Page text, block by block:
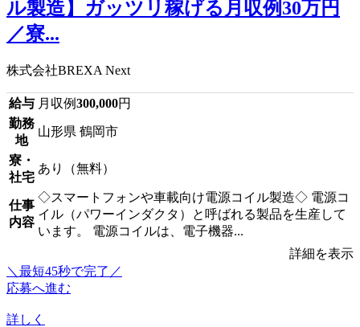
ル製造】ガッツリ稼げる月収例30万円
／寮...
株式会社BREXA Next
給与 月収例300,000円
勤務
地
山形県 鶴岡市
寮・
社宅
あり（無料）
仕事
内容
◇スマートフォンや車載向け電源コイル製造◇ 電源コ
イル（パワーインダクタ）と呼ばれる製品を生産して
います。 電源コイルは、電子機器...
詳細を表示
＼最短45秒で完了／
応募へ進む
詳しく